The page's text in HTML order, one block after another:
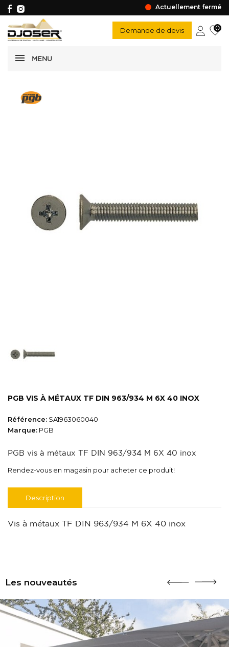
Actuellement fermé
MENU
Demande de devis 0
PGB VIS À MÉTAUX TF DIN 963/934 M 6X 40 INOX
Référence: SA1963060040
Marque: PGB
PGB vis à métaux TF DIN 963/934 M 6X 40 inox
Rendez-vous en magasin pour acheter ce produit!
Description
Vis à métaux TF DIN 963/934 M 6X 40 inox
Les nouveautés